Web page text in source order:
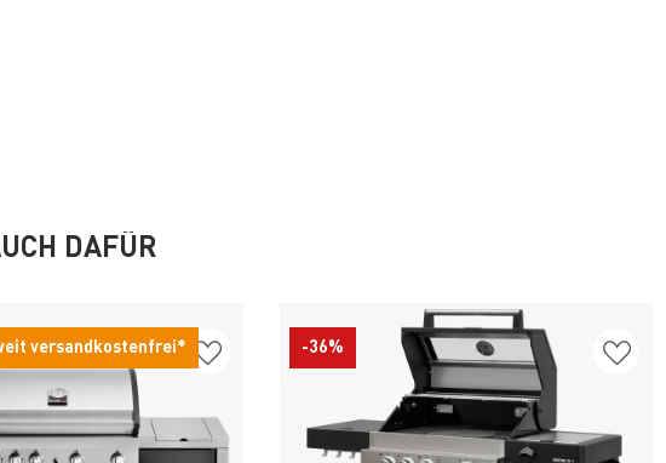
DAFÜR
versandkostenfrei* -36%